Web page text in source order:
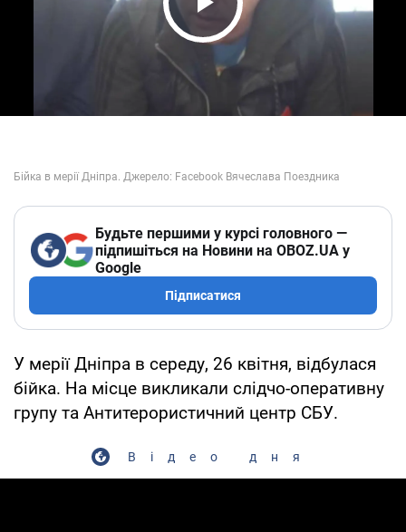
Play Video
Будьте першими у курсі головного —
підпишіться на Новини на OBOZ.UA у
Google
Підписатися
У мерії Дніпра в середу, 26 квітня, відбулася
бійка. На місце викликали слідчо-оперативну
групу та Антитерористичний центр СБУ.
Відео дня